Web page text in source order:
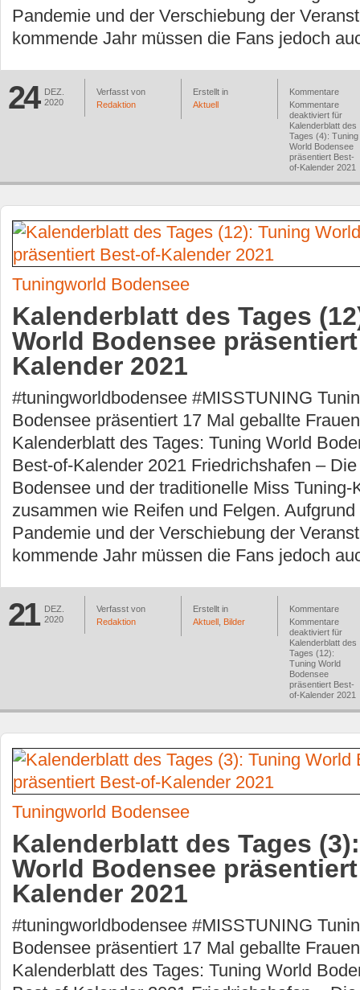
Pandemie und der Verschiebung der
kommende Jahr müssen die Fans jedoch
24
DEZ.
2020
Verfasst von
Redaktion
Erstellt in
Aktuell
Kommentare
Kommentare
deaktiviert für
Kalenderblatt des
Tages (4): Tuning
World Bodensee
präsentiert Best-
of-Kalender 2021
Tuningworld Bodensee
Kalenderblatt des Tages
World Bodensee
Kalender 2021
#tuningworldbodensee #MISSTUNING
Bodensee präsentiert 17 Mal geballte
Kalenderblatt des Tages: Tuning World
Best-of-Kalender 2021 Friedrichshafen –
Bodensee und der traditionelle Miss Tuning-
zusammen wie Reifen und Felgen.
Pandemie und der Verschiebung der
kommende Jahr müssen die Fans jedoch
21
DEZ.
2020
Verfasst von
Redaktion
Erstellt in
Aktuell Bilder
Kommentare
Kommentare
deaktiviert für
Kalenderblatt des
Tages (12):
Tuning World
Bodensee
präsentiert Best-
of-Kalender 2021
Tuningworld Bodensee
Kalenderblatt des Tages
World Bodensee
Kalender 2021
#tuningworldbodensee #MISSTUNING
Bodensee präsentiert 17 Mal geballte
Kalenderblatt des Tages: Tuning World